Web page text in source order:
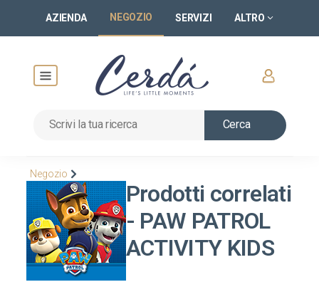
AZIENDA NEGOZIO SERVIZI ALTRO
Cerca
Negozio
Prodotti correlati
- PAW PATROL
ACTIVITY KIDS